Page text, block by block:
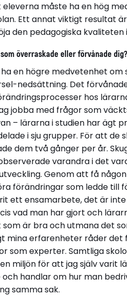
måste ha en hög
Ett annat viktigt resultat
den pedagogiska
överraskade eller förvånade dig?
en högre medvetenhet om
nedsättning. Det
hos
jobba med frågor som
– lärarna i studien har ägt
i sju grupper. För att de
dem två gånger per år.
varandra i det
Genom att få
förändringar som ledde till
ett ensamarbete, det är
vad man har gjort och
är bra och utmana det
mina erfarenheter råder
som experter. Samtliga
miljön för att jag själv varit
handlar om hur man
samma sak.